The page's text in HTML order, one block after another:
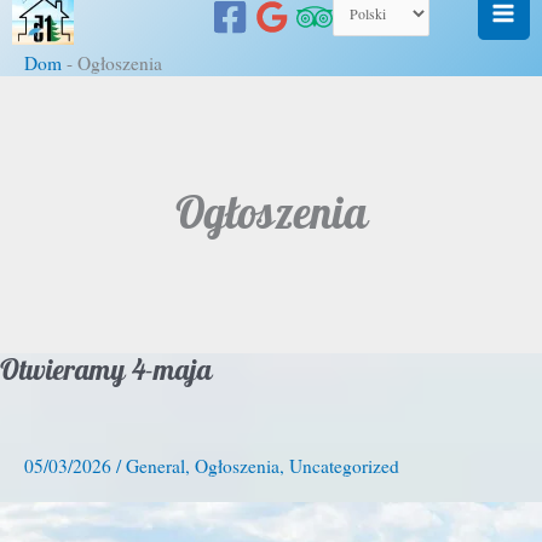
do
treści
Dom - Ogłoszenia
Ogłoszenia
Otwieramy 4-maja
05/03/2026 / General, Ogłoszenia, Uncategorized